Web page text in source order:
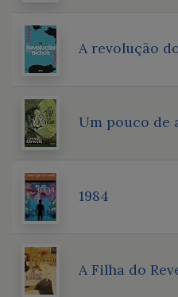
A revolução
Um pouco de
1984
A Filha do